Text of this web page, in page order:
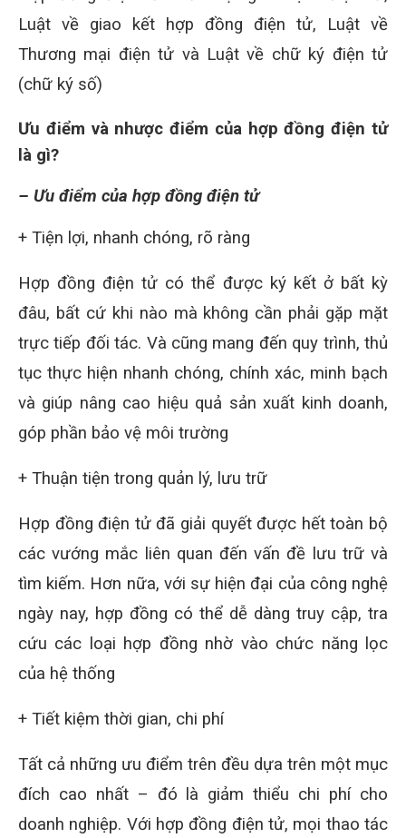
Luật về giao kết hợp đồng điện tử, Luật về
Thương mại điện tử và Luật về chữ ký điện tử
(chữ ký số)
Ưu điểm và nhược điểm của hợp đồng điện tử
là gì?
– Ưu điểm của hợp đồng điện tử
+ Tiện lợi, nhanh chóng, rõ ràng
Hợp đồng điện tử có thể được ký kết ở bất kỳ
đâu, bất cứ khi nào mà không cần phải gặp mặt
trực tiếp đối tác. Và cũng mang đến quy trình, thủ
tục thực hiện nhanh chóng, chính xác, minh bạch
và giúp nâng cao hiệu quả sản xuất kinh doanh,
góp phần bảo vệ môi trường
+ Thuận tiện trong quản lý, lưu trữ
Hợp đồng điện tử đã giải quyết được hết toàn bộ
các vướng mắc liên quan đến vấn đề lưu trữ và
tìm kiếm. Hơn nữa, với sự hiện đại của công nghệ
ngày nay, hợp đồng có thể dễ dàng truy cập, tra
cứu các loại hợp đồng nhờ vào chức năng lọc
của hệ thống
+ Tiết kiệm thời gian, chi phí
Tất cả những ưu điểm trên đều dựa trên một mục
đích cao nhất – đó là giảm thiểu chi phí cho
doanh nghiệp. Với hợp đồng điện tử, mọi thao tác